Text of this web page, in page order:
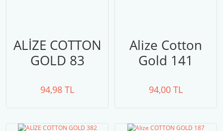
ALİZE COTTON
GOLD 83
94,98 TL
Alize Cotton
Gold 141
94,00 TL